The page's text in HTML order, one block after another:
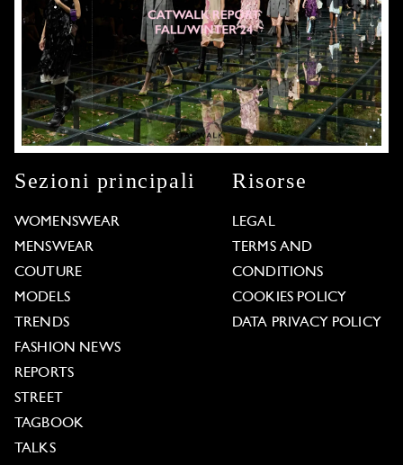
Sezioni principali
WOMENSWEAR
MENSWEAR
COUTURE
MODELS
TRENDS
FASHION NEWS
REPORTS
STREET
TAGBOOK
TALKS
Risorse
LEGAL
TERMS AND
CONDITIONS
COOKIES POLICY
DATA PRIVACY POLICY